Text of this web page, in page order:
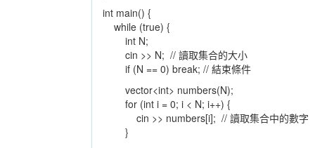
int main() {
while (true) {
int N;
cin >> N; // 讀取集合的大小
if (N == 0) break; // 結束條件
vector<int> numbers(N);
for (int i = 0; i < N; i++) {
cin >> numbers[i]; // 讀取集合中的數字
}